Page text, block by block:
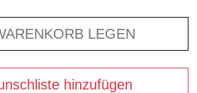
LEGEN
hinzufügen